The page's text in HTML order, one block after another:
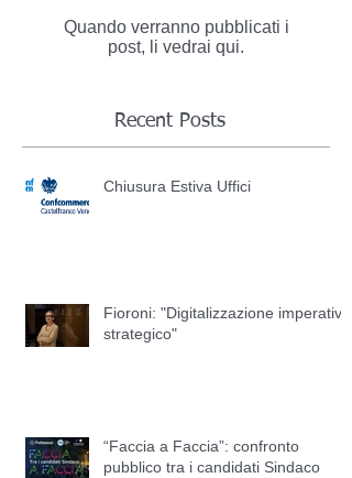
Quando verranno pubblicati i
post, li vedrai qui.
Recent Posts
Chiusura Estiva Uffici
Fioroni: "Digitalizzazione imperativo
strategico"
“Faccia a Faccia”: confronto
pubblico tra i candidati Sindaco